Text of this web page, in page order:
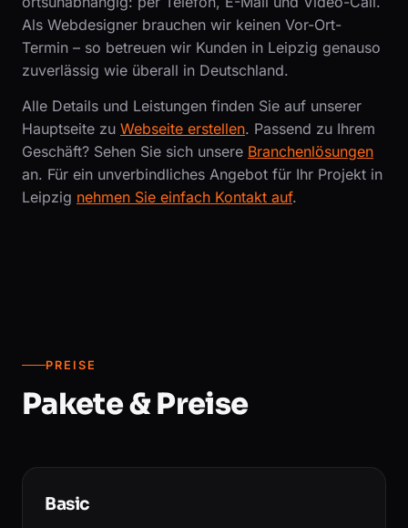
Als Webdesigner brauchen wir keinen Vor-Ort-
Termin – so betreuen wir Kunden in Leipzig genauso
zuverlässig wie überall in Deutschland.
Alle Details und Leistungen finden Sie auf unserer
Hauptseite zu Webseite erstellen. Passend zu Ihrem
Geschäft? Sehen Sie sich unsere Branchenlösungen
an. Für ein unverbindliches Angebot für Ihr Projekt in
Leipzig nehmen Sie einfach Kontakt auf.
PREISE
Pakete & Preise
Basic